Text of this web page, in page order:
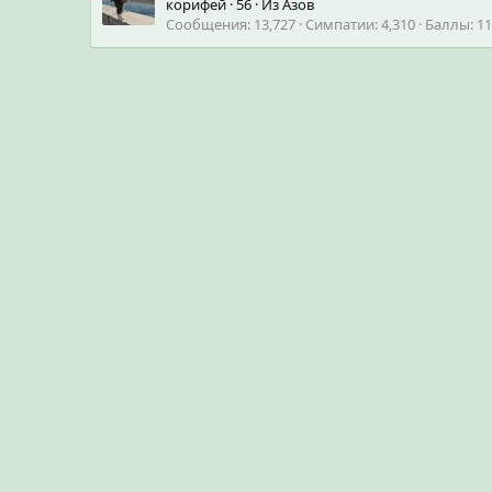
корифей · 56 · ИзАзов
Сообщения 13,727 Симпатии 4,310 Баллы